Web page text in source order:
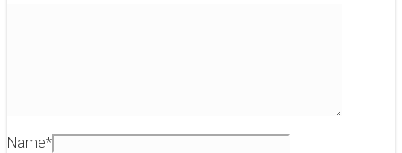
Name*